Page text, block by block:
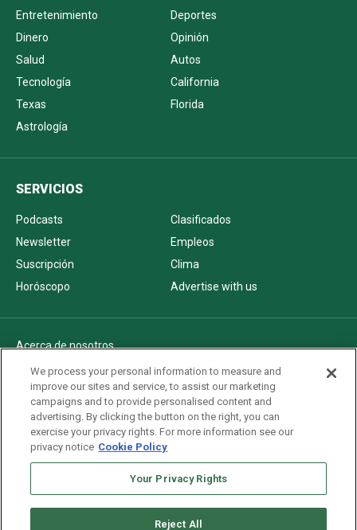
Entretenimiento
Deportes
Dinero
Opinión
Salud
Autos
Tecnología
California
Texas
Florida
Astrología
SERVICIOS
Podcasts
Clasificados
Newsletter
Empleos
Suscripción
Clima
Horóscopo
Advertise with us
Acerca de nosotros
Politica de privacidad
Pautas Editoriales
AdChoices
Advertise with us
Newsletters
We process your personal information to measure and
improve our sites and service, to assist our marketing
campaigns and to provide personalised content and
advertising. By clicking the button on the right, you can
exercise your privacy rights. For more information see our
privacy notice Cookie Policy
Your Privacy Rights
Reject All